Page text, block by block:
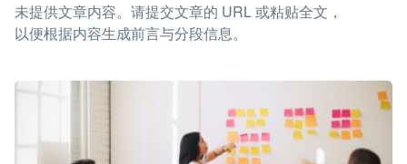
未提供文章内容。请提交文章的 URL 或粘贴全文，
以便根据内容生成前言与分段信息。